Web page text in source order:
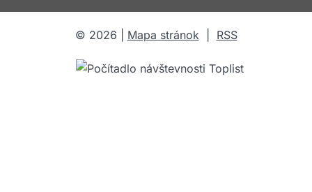
© 2026 Mapa stránok| RSS